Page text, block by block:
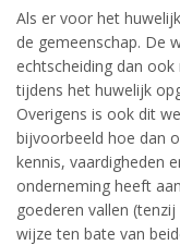
Als er voor het
de gemeenschap. De
echtscheiding dan
tijdens het huwelijk
Overigens is ook dit
bijvoorbeeld hoe dan
kennis, vaardigheden
onderneming heeft
goederen vallen
wijze ten bate van